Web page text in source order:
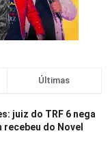
Últimas
juiz do TRF 6 nega
do Novel